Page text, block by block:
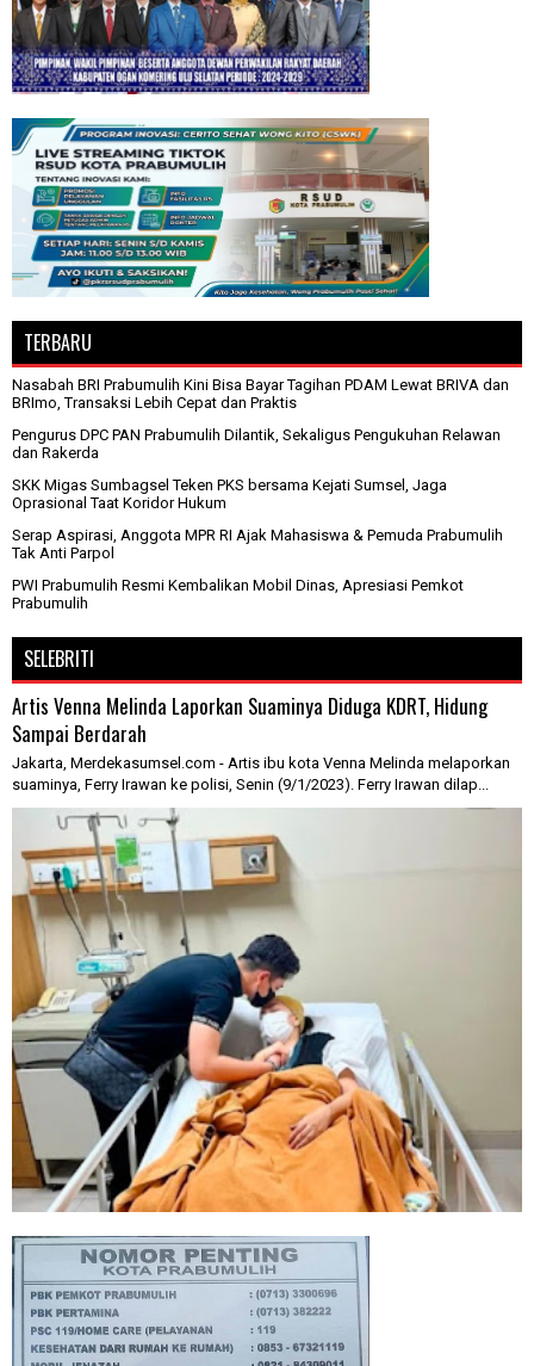
TERBARU
Nasabah BRI Prabumulih Kini Bisa Bayar Tagihan PDAM Lewat BRIVA dan
BRImo, Transaksi Lebih Cepat dan Praktis
Pengurus DPC PAN Prabumulih Dilantik, Sekaligus Pengukuhan Relawan
dan Rakerda
SKK Migas Sumbagsel Teken PKS bersama Kejati Sumsel, Jaga
Oprasional Taat Koridor Hukum
Serap Aspirasi, Anggota MPR RI Ajak Mahasiswa & Pemuda Prabumulih
Tak Anti Parpol
PWI Prabumulih Resmi Kembalikan Mobil Dinas, Apresiasi Pemkot
Prabumulih
SELEBRITI
Artis Venna Melinda Laporkan Suaminya Diduga KDRT, Hidung
Sampai Berdarah
Jakarta, Merdekasumsel.com - Artis ibu kota Venna Melinda melaporkan
suaminya, Ferry Irawan ke polisi, Senin (9/1/2023). Ferry Irawan dilap...